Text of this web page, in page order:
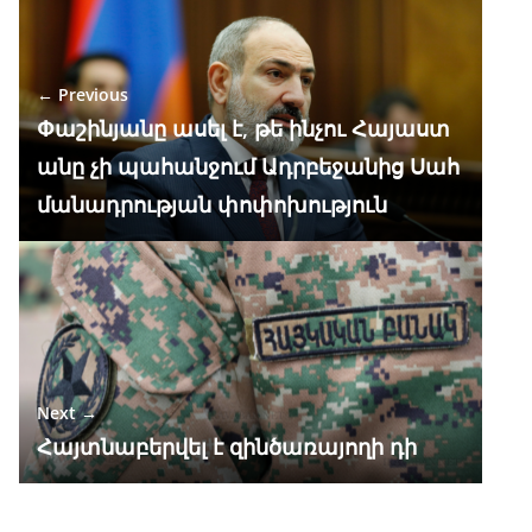
b
o
o
k
m
s
A
p
p
e
dI
n
← Previous
Փաշինյանը ասել է, թե ինչու Հայաստ
անը չի պահանջում Ադրբեջանից Սահ
մանադրության փոփոխություն
Next →
Հայտնաբերվել է զինծառայողի դի